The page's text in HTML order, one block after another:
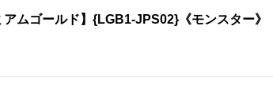
ムゴールド】{LGB1-JPS02}《モンスター》